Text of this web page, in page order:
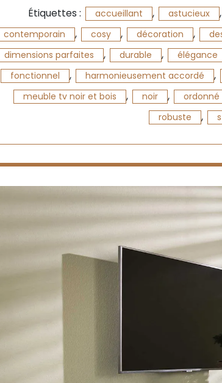
Étiquettes : accueillant , astucieux ,
contemporain , cosy , décoration ,
dimensions parfaites , durable , élégance
fonctionnel , harmonieusement accordé ,
meuble tv noir et bois , noir , ordonné
robuste ,